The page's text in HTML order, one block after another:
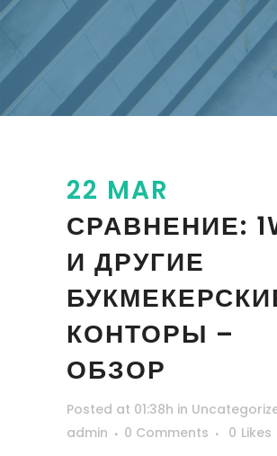
22 MAR
СРАВНЕНИЕ:
И ДРУГИЕ
КОНТОРЫ –
ОБЗОР
Posted at 01:38h in
admin
0 Comments 0 Likes